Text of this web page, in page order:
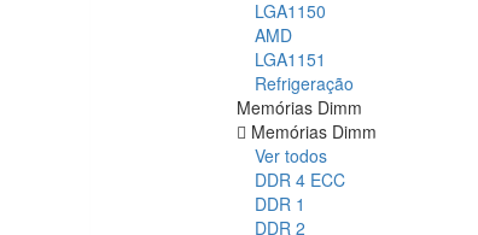
LGA1150
AMD
LGA1151
Refrigeração
Memórias Dimm
Memórias Dimm
Ver todos
DDR 4 ECC
DDR 1
DDR 2